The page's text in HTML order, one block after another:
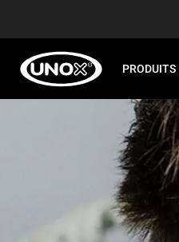
PRODUITS